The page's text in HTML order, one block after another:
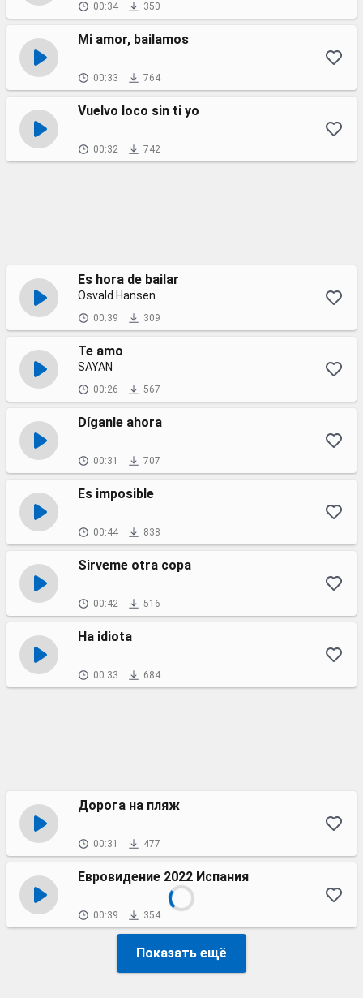
00:34 350
Mi amor, bailamos
00:33 764
Vuelvo loco sin ti yo
00:32 742
Es hora de bailar
Osvald Hansen
00:39 309
Te amo
SAYAN
00:26 567
Díganle ahora
00:31 707
Es imposible
00:44 838
Sirveme otra copa
00:42 516
Ha idiota
00:33 684
Дорога на пляж
00:31 477
Евровидение 2022 Испания
00:39 354
Показать ещё